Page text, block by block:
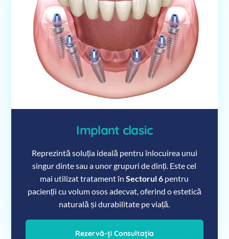
Implant clasic
Reprezintă soluția ideală pentru înlocuirea unui
singur dinte sau a unor grupuri de dinți. Este cel
mai utilizat tratament înSectorul 6 pentru
pacienții cu volum osos adecvat, oferind o estetică
naturală și durabilitate pe viață.
Rezervă-ți Consultația